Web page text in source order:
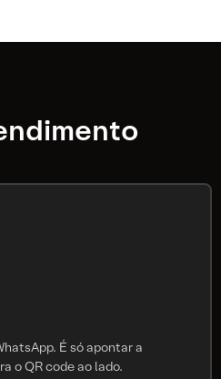
É só apontar a
o QR code ao lado.